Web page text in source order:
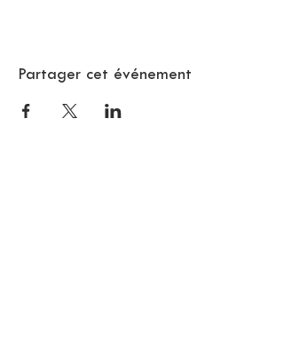
Partager cet événement